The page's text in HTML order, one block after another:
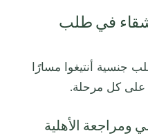
في طلب
جنسية أنتيغوا مسارًا
على كل مرحلة.
ومراجعة الأهلية